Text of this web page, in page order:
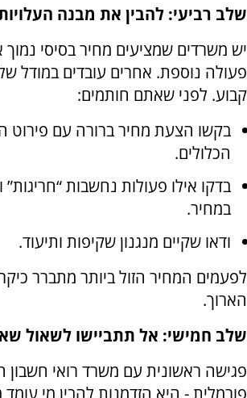
שלב רביעי: להבין את מבנה
יש משרדים שמציעים מחיר בסיסי נמוך
פעולה נוספת. אחרים עובדים במודל של
קבוע. לפני שאתם חותמים:
בקשו הצעת מחיר ברורה עם פירוט
הכלולים.
בדקו אילו פעולות נחשבות “חריגות”
במחיר.
ודאו שקיים מנגנון שקיפות ותיעוד.
לפעמים המחיר הזול ביותר מתברר
הארוך.
שלב חמישי: אל תתביישו לשאול
פגישה ראשונית עם משרד רואי חשבון
פורמלית - היא הזדמנות להבין מי